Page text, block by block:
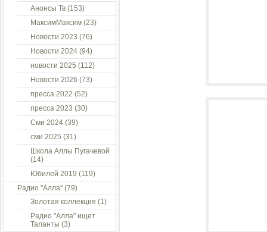
Анонсы Тв (153)
МаксимМаксим (23)
Новости 2023 (76)
Новости 2024 (94)
новости 2025 (112)
Новости 2026 (73)
пресса 2022 (52)
пресса 2023 (30)
Сми 2024 (39)
сми 2025 (31)
Школа Аллы Пугачевой
(14)
Юбилей 2019 (119)
Радио "Алла" (79)
Золотая коллекция (1)
Радио "Алла" ищет
Таланты (3)